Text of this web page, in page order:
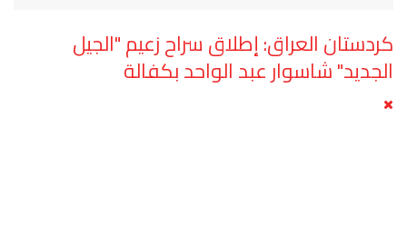
كردستان العراق: إطلاق سراح زعيم "الجيل
الجديد" شاسوار عبد الواحد بكفالة